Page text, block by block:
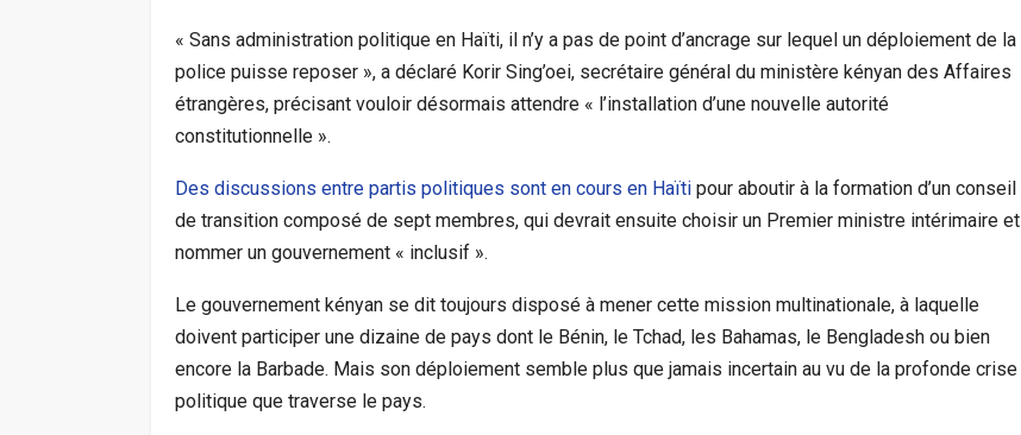
« Sans administration politique en Haïti, il n’y a pas de point d’ancrage sur lequel un déploiement de la
police puisse reposer », a déclaré Korir Sing’oei, secrétaire général du ministère kényan des Affaires
étrangères, précisant vouloir désormais attendre « l’installation d’une nouvelle autorité
constitutionnelle ».
Des discussions entre partis politiques sont en cours en Haïti pour aboutir à la formation d’un conseil
de transition composé de sept membres, qui devrait ensuite choisir un Premier ministre intérimaire et
nommer un gouvernement « inclusif ».
Le gouvernement kényan se dit toujours disposé à mener cette mission multinationale, à laquelle
doivent participer une dizaine de pays dont le Bénin, le Tchad, les Bahamas, le Bengladesh ou bien
encore la Barbade. Mais son déploiement semble plus que jamais incertain au vu de la profonde crise
politique que traverse le pays.